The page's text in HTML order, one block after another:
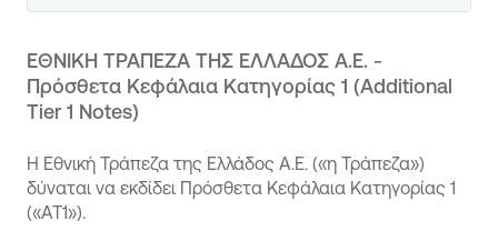
ΕΘΝΙΚΗ ΤΡΑΠΕΖΑ ΤΗΣ ΕΛΛΑΔΟΣ Α.Ε. -
Πρόσθετα Κεφάλαια Κατηγορίας 1 (Αdditional
Τier 1 Notes)
Η Εθνική Τράπεζα της Ελλάδος Α.Ε. («η Τράπεζα»)
δύναται να εκδίδει Πρόσθετα Κεφάλαια Κατηγορίας 1
(«ΑΤ1»).